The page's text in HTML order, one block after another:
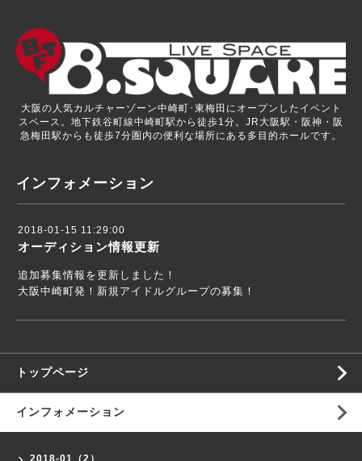
大阪の人気カルチャーゾーン中崎町･東梅田にオープンしたイベント
スペース。地下鉄谷町線中崎町駅から徒歩1分。JR大阪駅・阪神・阪
急梅田駅からも徒歩7分圏内の便利な場所にある多目的ホールです。
インフォメーション
2018-01-15 11:29:00
オーディション情報更新
追加募集情報を更新しました！
大阪中崎町発！新規アイドルグループの募集！
トップページ
インフォメーション
2018-01（2）